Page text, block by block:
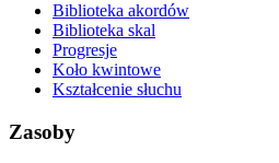
Biblioteka akordów
Biblioteka skal
Progresje
Koło kwintowe
Kształcenie słuchu
Zasoby